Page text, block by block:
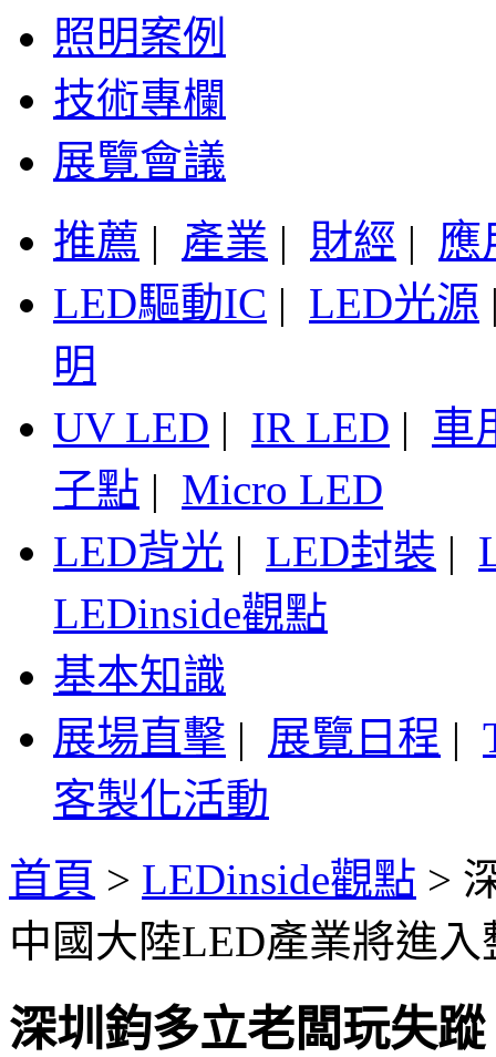
照明案例
技術專欄
展覽會議
推薦 | 產業 | 財經 | 應
LED驅動IC | LED光源
明
UV LED | IR LED | 車
子點 | Micro LED
LED背光 | LED封裝 |
LEDinside觀點
基本知識
展場直擊 | 展覽日程 |
客製化活動
首頁 > LEDinside觀點 >
中國大陸LED產業將進入
深圳鈞多立老闆玩失